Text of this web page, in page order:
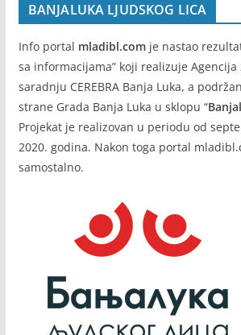
BANJALUKA LJUDSKOG LICA
Info portal mladibl.comje nastao
sa informacijama” koji realizuje Agencija
saradnju CEREBRA Banja Luka, a
strane Grada Banja Luka u sklopu “
Projekat je realizovan u periodu od
2020. godina. Nakon toga portal
samostalno.